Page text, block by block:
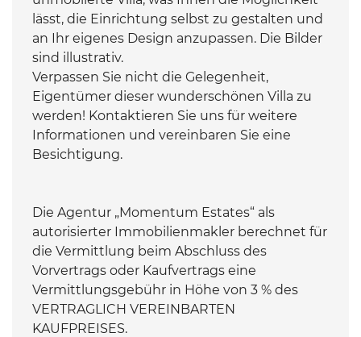
lässt, die Einrichtung selbst zu gestalten und
an Ihr eigenes Design anzupassen. Die Bilder
sind illustrativ.
Verpassen Sie nicht die Gelegenheit,
Eigentümer dieser wunderschönen Villa zu
werden! Kontaktieren Sie uns für weitere
Informationen und vereinbaren Sie eine
Besichtigung.
Die Agentur „Momentum Estates“ als
autorisierter Immobilienmakler berechnet für
die Vermittlung beim Abschluss des
Vorvertrags oder Kaufvertrags eine
Vermittlungsgebühr in Höhe von 3 % des
VERTRAGLICH VEREINBARTEN
KAUFPREISES.